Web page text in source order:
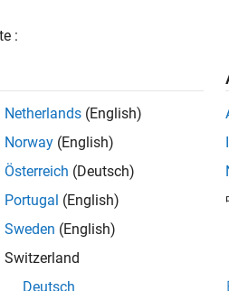
été traduites. Effectuez une
| Expérimenté(e)
skills to design and develop test
for Polyspace.
:
Netherlands (English)
Norway (English)
Österreich (Deutsch)
Portugal (English)
Sweden (English)
Switzerland
Deutsch